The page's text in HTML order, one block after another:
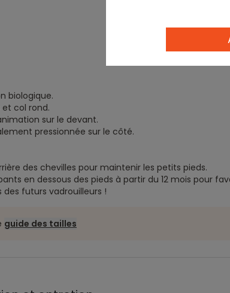
biologique.
col rond.
sur le devant.
pressionnée sur le côté.
des chevilles pour maintenir les petits pieds.
en dessous des pieds à partir du 12 mois pour
futurs vadrouilleurs !
guide des tailles